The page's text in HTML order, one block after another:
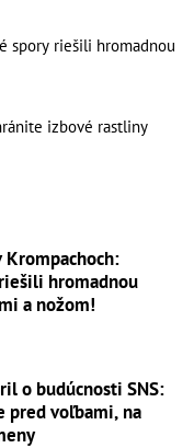
spory riešili hromadnou
izbové rastliny
Krompachoch:
hromadnou
a nožom!
o budúcnosti SNS:
pred voľbami, na